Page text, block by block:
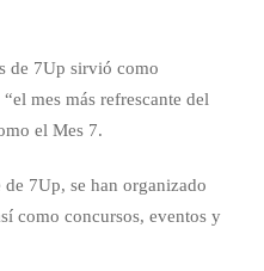
de 7Up sirvió como
mes más refrescante del
el Mes 7.
de 7Up, se han organizado
como concursos, eventos y